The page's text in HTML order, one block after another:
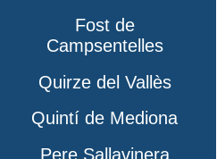
Fost de
Campsentelles
Quirze del Vallès
Quintí de Mediona
Pere Sallavinera